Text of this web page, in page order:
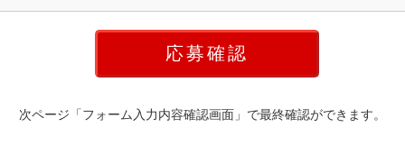
次ページ「フォーム入力内容確認画面」で最終確認ができます。